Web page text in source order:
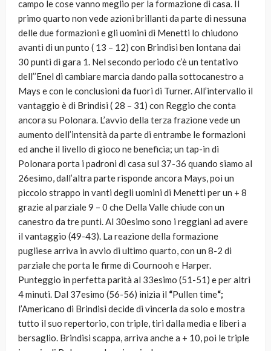
campo le cose vanno meglio per la formazione di casa. Il
primo quarto non vede azioni brillanti da parte di nessuna
delle due formazioni e gli uomini di Menetti lo chiudono
avanti di un punto ( 13 – 12) con Brindisi ben lontana dai
30 punti di gara 1. Nel secondo periodo c’è un tentativo
dell’’Enel di cambiare marcia dando palla sottocanestro a
Mays e con le conclusioni da fuori di Turner. All’intervallo il
vantaggio è di Brindisi ( 28 – 31) con Reggio che conta
ancora su Polonara. L’avvio della terza frazione vede un
aumento dell’intensità da parte di entrambe le formazioni
ed anche il livello di gioco ne beneficia; un tap-in di
Polonara porta i padroni di casa sul 37-36 quando siamo al
26esimo, dall’altra parte risponde ancora Mays, poi un
piccolo strappo in vanti degli uomini di Menetti per un + 8
grazie al parziale 9 – 0 che Della Valle chiude con un
canestro da tre punti. Al 30esimo sono i reggiani ad avere
il vantaggio (49-43). La reazione della formazione
pugliese arriva in avvio di ultimo quarto, con un 8-2 di
parziale che porta le firme di Cournooh e Harper.
Punteggio in perfetta parità al 33esimo (51-51) e per altri
4 minuti. Dal 37esimo (56-56) inizia il “Pullen time“;
l’Americano di Brindisi decide di vincerla da solo e mostra
tutto il suo repertorio, con triple, tiri dalla media e liberi a
bersaglio. Brindisi scappa, arriva anche a + 10, poi le triple